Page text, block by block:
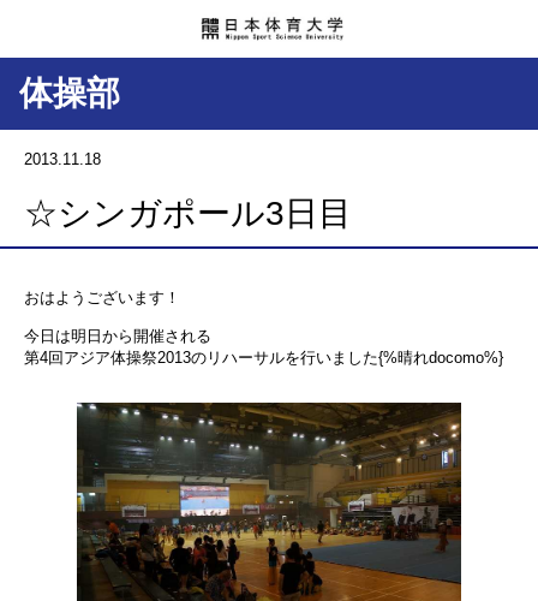
体操部
2013.11.18
☆シンガポール3日目
おはようございます！
今日は明日から開催される
第4回アジア体操祭2013のリハーサルを行いました{%晴れdocomo%}